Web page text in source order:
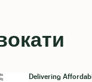
Delivering